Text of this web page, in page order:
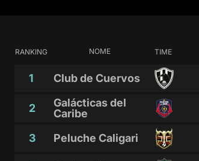
RANKING NOME TIME
1 Club de Cuervos
2
Galácticas del
Caribe
3 Peluche Caligari